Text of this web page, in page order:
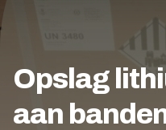
Opslag
aan
Isologic